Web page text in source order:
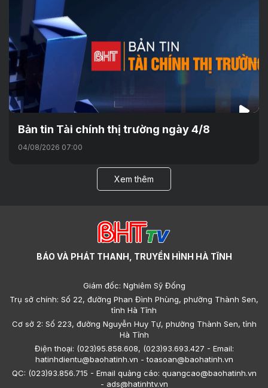
Bản tin Tài chính thị trường ngày 4/8
04/08/2026 07:00
Xem thêm
BÁO VÀ PHÁT THANH, TRUYỀN HÌNH HÀ TĨNH
Giám đốc: Nghiêm Sỹ Đống
Trụ sở chính: Số 22, đường Phan Đình Phùng, phường Thành Sen,
tỉnh Hà Tĩnh
Cơ sở 2: Số 223, đường Nguyễn Huy Tự, phường Thành Sen, tỉnh
Hà Tĩnh
Điện thoại: (023)95.858.608, (023)93.693.427 - Email:
hatinhdientu@baohatinh.vn - toasoan@baohatinh.vn
QC: (023)93.856.715 - Email quảng cáo: quangcao@baohatinh.vn
- ads@hatinhtv.vn